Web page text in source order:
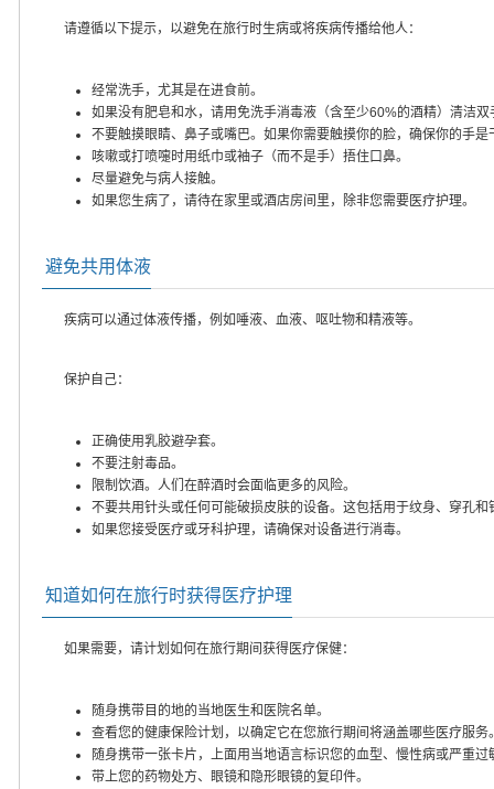
请遵循以下提示，以避免在旅行时生病或将疾病传播给他人：
经常洗手，尤其是在进食前。
如果没有肥皂和水，请用免洗手消毒液（含至少60%的酒精）清洁双
不要触摸眼睛、鼻子或嘴巴。如果你需要触摸你的脸，确保你的手是
咳嗽或打喷嚏时用纸巾或袖子（而不是手）捂住口鼻。
尽量避免与病人接触。
如果您生病了，请待在家里或酒店房间里，除非您需要医疗护理。
避免共用体液
疾病可以通过体液传播，例如唾液、血液、呕吐物和精液等。
保护自己：
正确使用乳胶避孕套。
不要注射毒品。
限制饮酒。人们在醉酒时会面临更多的风险。
不要共用针头或任何可能破损皮肤的设备。这包括用于纹身、穿孔和
如果您接受医疗或牙科护理，请确保对设备进行消毒。
知道如何在旅行时获得医疗护理
如果需要，请计划如何在旅行期间获得医疗保健：
随身携带目的地的当地医生和医院名单。
查看您的健康保险计划，以确定它在您旅行期间将涵盖哪些医疗服
随身携带一张卡片，上面用当地语言标识您的血型、慢性病或严重
带上您的药物处方、眼镜和隐形眼镜的复印件。